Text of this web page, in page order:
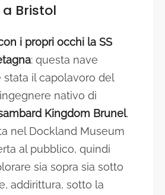
Bristol
i propri occhi la SS
: questa nave
stata il capolavoro del
nativo di
Kingdom Brunel.
nel Dockland Museum
al pubblico, quindi
sia sopra sia sotto
addirittura, sotto la